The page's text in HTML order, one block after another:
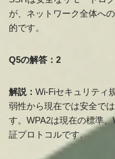
が、ネットワーク全体へ
的です。
Q5の解答：2
解説： Wi-Fiセキュリティ
弱性から現在では安全で
す。WPA2は現在の標準
証プロトコルです。